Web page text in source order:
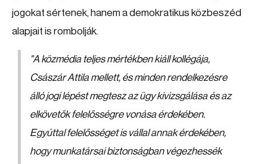
jogokat sértenek, hanem a demokratikus közbeszéd
alapjait is rombolják.
"A közmédia teljes mértékben kiáll kollégája,
Császár Attila mellett, és minden rendelkezésre
álló jogi lépést megtesz az ügy kivizsgálása és az
elkövetők felelősségre vonása érdekében.
Egyúttal felelősséget is vállal annak érdekében,
hogy munkatársai biztonságban végezhessék